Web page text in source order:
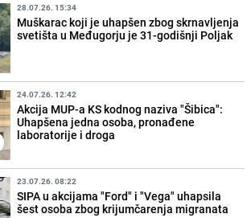
28.07.26. 15:34
Muškarac koji je uhapšen zbog skrnavljenja
svetišta u Međugorju je 31-godišnji Poljak
24.07.26. 12:42
Akcija MUP-a KS kodnog naziva "Šibica":
Uhapšena jedna osoba, pronađene
laboratorije i droga
23.07.26. 08:22
SIPA u akcijama "Ford" i "Vega" uhapsila
šest osoba zbog krijumčarenja migranata